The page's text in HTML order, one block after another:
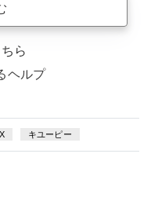
ら
ヘルプ
キユーピー